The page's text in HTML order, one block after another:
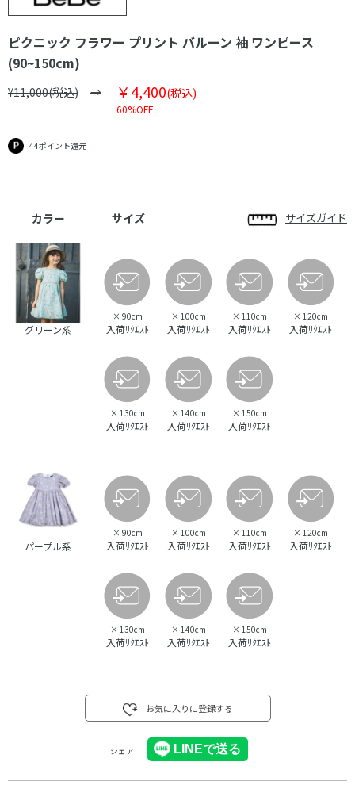
ピクニック フラワー プリント バルーン 袖 ワンピース
(90~150cm)
¥11,000(税込) ￥4,400(税込)
60%OFF
44ポイント還元
カラー サイズ サイズガイド
グリーン系
× 90cm
入荷ﾘｸｴｽﾄ
× 100cm
入荷ﾘｸｴｽﾄ
× 110cm
入荷ﾘｸｴｽﾄ
× 120cm
入荷ﾘｸｴｽﾄ
× 130cm
入荷ﾘｸｴｽﾄ
× 140cm
入荷ﾘｸｴｽﾄ
× 150cm
入荷ﾘｸｴｽﾄ
パープル系
× 90cm
入荷ﾘｸｴｽﾄ
× 100cm
入荷ﾘｸｴｽﾄ
× 110cm
入荷ﾘｸｴｽﾄ
× 120cm
入荷ﾘｸｴｽﾄ
× 130cm
入荷ﾘｸｴｽﾄ
× 140cm
入荷ﾘｸｴｽﾄ
× 150cm
入荷ﾘｸｴｽﾄ
お気に入りに登録する
シェア